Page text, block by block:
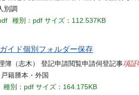
別調
種別：pdf サイズ：112.537KB
イド個別フォルダー保存
簿（志木） 登記申請閲覧申請伺登記事項証
籍謄本・外国
種別：pdf サイズ：164.175KB